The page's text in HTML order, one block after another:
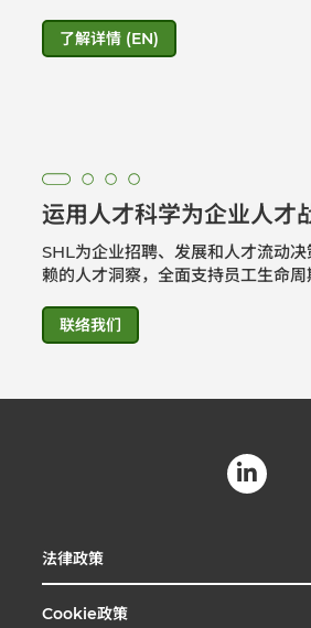
了解详情 (EN)
运用人才科学为企业人才
SHL为企业招聘、发展和人才流动
赖的人才洞察，全面支持员工生命
联络我们
法律政策
Cookie政策